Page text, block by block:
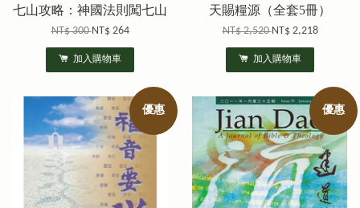
七山攻略：神國法則闖七山
NT$ 300NT$ 264
加入購物車
天賜糧源（全套5冊）
NT$ 2,520NT$ 2,218
加入購物車
優惠 優惠